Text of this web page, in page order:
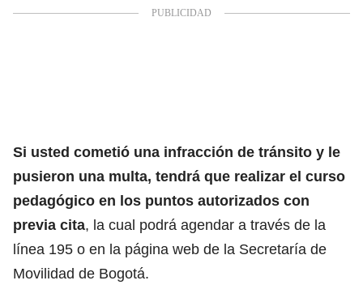
Si usted cometió una infracción de tránsito y le
pusieron una multa, tendrá que realizar el curso
pedagógico en los puntos autorizados con
previa cita, la cual podrá agendar a través de la
línea 195 o en la página web de la Secretaría de
Movilidad de Bogotá.